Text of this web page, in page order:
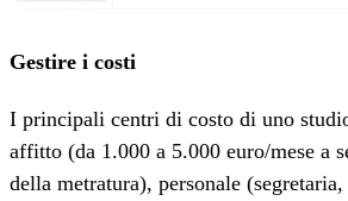
Gestire i costi
I principali centri di costo di uno
affitto (da 1.000 a 5.000 euro/mese a
della metratura), personale (segretaria,